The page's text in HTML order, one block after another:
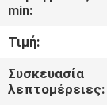
ΕΠΑΦΉ
ΜΕ
min:
Τιμή:
Συσκευασία
λεπτομέρειες: